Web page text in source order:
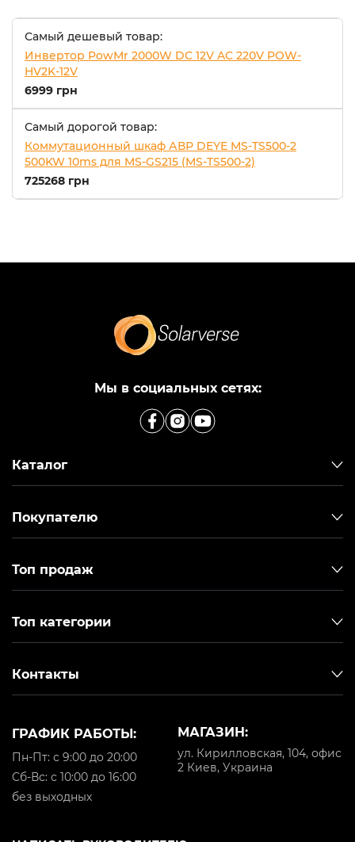
Самый дешевый товар:
Инвертор PowMr 2000W DC 12V AC 220V POW-
HV2K-12V
6999 грн
Самый дорогой товар:
Коммутационный шкаф АВР DEYE MS-TS500-2
500KW 10ms для MS-GS215 (MS-TS500-2)
725268 грн
Мы в социальных сетях:
Каталог
Покупателю
Топ продаж
Топ категории
Контакты
МАГАЗИН:
ул. Кирилловская, 104, офис
2 Киев, Украина
ГРАФИК РАБОТЫ:
Пн-Пт: с 9:00 до 20:00
Cб-Вс: с 10:00 до 16:00
без выходных